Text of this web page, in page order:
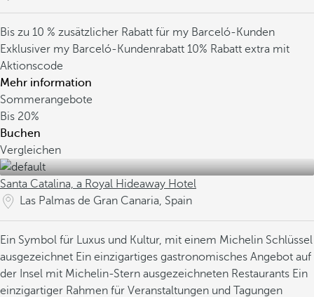
Bis zu 10 % zusätzlicher Rabatt für my Barceló-Kunden
Exklusiver my Barceló-Kundenrabatt 10% Rabatt extra mit
Aktionscode
Mehr information
Sommerangebote
Bis 20%
Buchen
Vergleichen
Santa Catalina, a Royal Hideaway Hotel
Las Palmas de Gran Canaria, Spain
Ein Symbol für Luxus und Kultur, mit einem Michelin Schlüssel
ausgezeichnet Ein einzigartiges gastronomisches Angebot auf
der Insel mit Michelin-Stern ausgezeichneten Restaurants Ein
einzigartiger Rahmen für Veranstaltungen und Tagungen